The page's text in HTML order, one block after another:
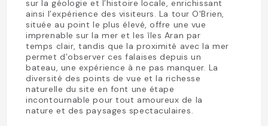
sur la géologie et l’histoire locale, enrichissant
ainsi l’expérience des visiteurs. La tour O'Brien,
située au point le plus élevé, offre une vue
imprenable sur la mer et les îles Aran par
temps clair, tandis que la proximité avec la mer
permet d’observer ces falaises depuis un
bateau, une expérience à ne pas manquer. La
diversité des points de vue et la richesse
naturelle du site en font une étape
incontournable pour tout amoureux de la
nature et des paysages spectaculaires.